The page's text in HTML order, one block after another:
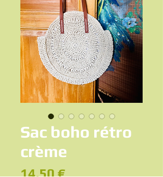
Sac boho rétro
crème
14,50 €Prix